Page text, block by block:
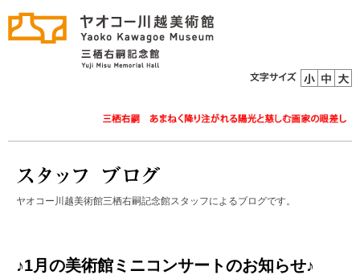
ヤオコー川越美術館三栖右嗣記念館スタッフによるブログです。
♪1月の美術館ミニコンサートのお知らせ♪